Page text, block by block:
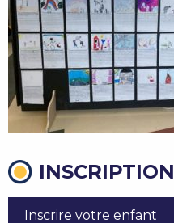
INSCRIPTION
Inscrire votre enfant